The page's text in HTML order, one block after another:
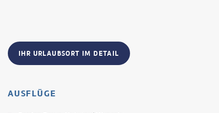
IHR URLAUBSORT IM DETAIL
AUSFLÜGE